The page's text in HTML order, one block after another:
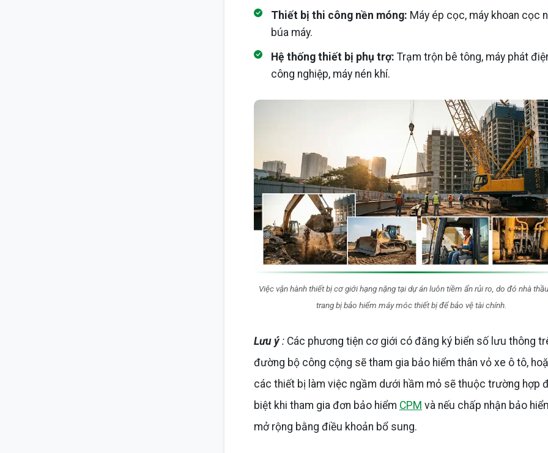
Thiết bị thi công nền móng: Máy ép cọc, máy khoan cọc
búa máy.
Hệ thống thiết bị phụ trợ: Trạm trộn bê tông, máy phát
công nghiệp, máy nén khí.
Việc vận hành thiết bị cơ giới hạng nặng tại dự án luôn tiềm ẩn rủi ro, do đó nhà
trang bị bảo hiểm máy móc thiết bị để bảo vệ tài chính.
Lưu ý: Các phương tiện cơ giới có đăng ký biển số lưu thông
đường bộ công cộng sẽ tham gia bảo hiểm thân vỏ xe ô tô,
các thiết bị làm việc ngầm dưới hầm mỏ sẽ thuộc trường hợp
biệt khi tham gia đơn bảo hiểm CPM và nếu chấp nhận bảo
mở rộng bằng điều khoản bổ sung.